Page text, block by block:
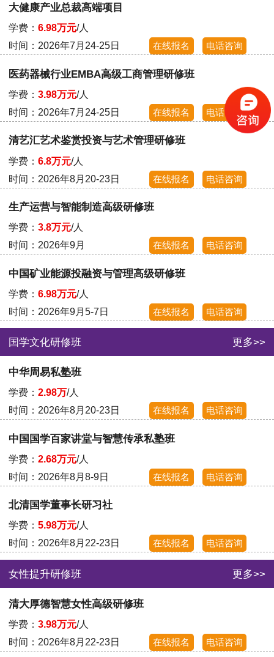
大健康产业总裁高端项目
学费：6.98万元/人
时间：2026年7月24-25日
在线报名 电话咨询
医药器械行业EMBA高级工商管理研修班
学费：3.98万元/人
时间：2026年7月24-25日
在线报名 电话咨询
清艺汇艺术鉴赏投资与艺术管理研修班
学费：6.8万元/人
时间：2026年8月20-23日
在线报名 电话咨询
生产运营与智能制造高级研修班
学费：3.8万元/人
时间：2026年9月
在线报名 电话咨询
中国矿业能源投融资与管理高级研修班
学费：6.98万元/人
时间：2026年9月5-7日
在线报名 电话咨询
国学文化研修班 更多>>
中华周易私塾班
学费：2.98万/人
时间：2026年8月20-23日
在线报名 电话咨询
中国国学百家讲堂与智慧传承私塾班
学费：2.68万元/人
时间：2026年8月8-9日
在线报名 电话咨询
北清国学董事长研习社
学费：5.98万元/人
时间：2026年8月22-23日
在线报名 电话咨询
女性提升研修班 更多>>
清大厚德智慧女性高级研修班
学费：3.98万元/人
时间：2026年8月22-23日
在线报名 电话咨询